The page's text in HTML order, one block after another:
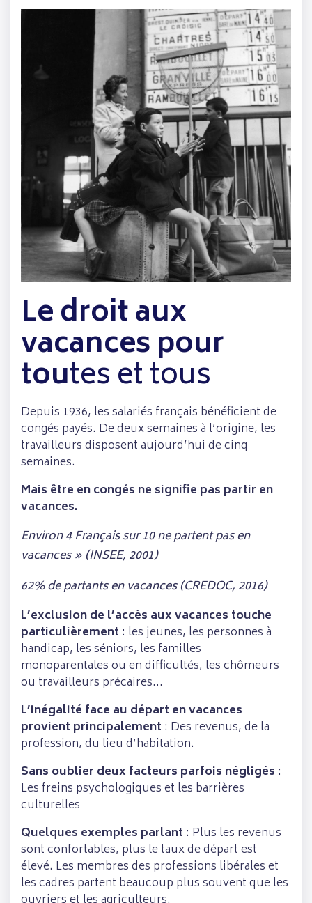
Le droit aux
vacances pour
toutes et tous
Depuis 1936, les salariés français bénéficient de
congés payés. De deux semaines à l’origine, les
travailleurs disposent aujourd’hui de cinq
semaines.
Mais être en congés ne signifie pas partir en
vacances.
Environ 4 Français sur 10 ne partent pas en
vacances » (INSEE, 2001)
62% de partants en vacances (CREDOC, 2016)
L’exclusion de l’accès aux vacances touche
particulièrement : les jeunes, les personnes à
handicap, les séniors, les familles
monoparentales ou en difficultés, les chômeurs
ou travailleurs précaires…
L’inégalité face au départ en vacances
provient principalement : Des revenus, de la
profession, du lieu d’habitation.
Sans oublier deux facteurs parfois négligés :
Les freins psychologiques et les barrières
culturelles
Quelques exemples parlant : Plus les revenus
sont confortables, plus le taux de départ est
élevé. Les membres des professions libérales et
les cadres partent beaucoup plus souvent que les